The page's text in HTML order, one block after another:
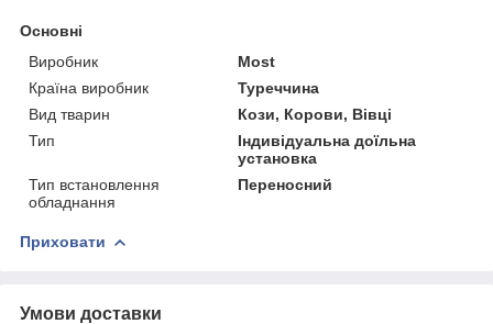
Основні
Виробник
Most
Країна виробник
Туреччина
Вид тварин
Кози, Корови, Вівці
Тип
Індивідуальна доїльна
установка
Тип встановлення
обладнання
Переносний
Приховати
Умови доставки